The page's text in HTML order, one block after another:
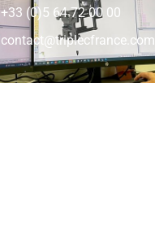
+33 (0)5 64 72 00 00
contact@triplecfrance.com